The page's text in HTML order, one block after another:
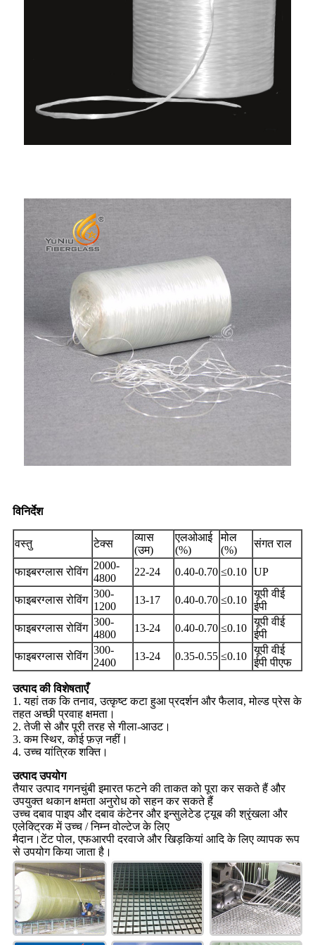
विनिर्देश
वस्तु टेक्स
व्यास
(उम)
एलओआई
(%)
मोल
(%)
संगत राल
फाइबरग्लास रोविंग
2000-
4800
22-24 0.40-0.70 ≤0.10 UP
फाइबरग्लास रोविंग
300-
1200
13-17 0.40-0.70 ≤0.10
यूपी वीई
ईपी
फाइबरग्लास रोविंग
300-
4800
13-24 0.40-0.70 ≤0.10
यूपी वीई
ईपी
फाइबरग्लास रोविंग
300-
2400
13-24 0.35-0.55 ≤0.10
यूपी वीई
ईपी पीएफ
उत्पाद की विशेषताएँ
1. यहां तक ​​कि तनाव, उत्कृष्ट कटा हुआ प्रदर्शन और फैलाव, मोल्ड प्रेस के
तहत अच्छी प्रवाह क्षमता।
2. तेजी से और पूरी तरह से गीला-आउट।
3. कम स्थिर, कोई फ़ज़ नहीं।
4. उच्च यांत्रिक शक्ति।
उत्पाद उपयोग
तैयार उत्पाद गगनचुंबी इमारत फटने की ताकत को पूरा कर सकते हैं और
उपयुक्त थकान क्षमता अनुरोध को सहन कर सकते हैं
उच्च दबाव पाइप और दबाव कंटेनर और इन्सुलेटेड ट्यूब की श्रृंखला और
एलेक्ट्रिक में उच्च / निम्न वोल्टेज के लिए
मैदान।टेंट पोल, एफआरपी दरवाजे और खिड़कियां आदि के लिए व्यापक रूप
से उपयोग किया जाता है।